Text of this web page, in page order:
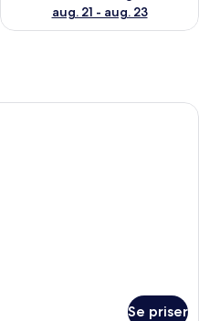
aug. 21 - aug. 23
Ett hotellrum med en säng, ett
Se priser